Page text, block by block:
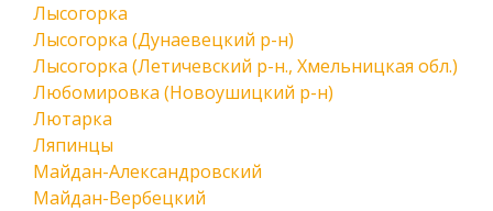
Лысогорка
Лысогорка (Дунаевецкий р-н)
Лысогорка (Летичевский р-н., Хмельницкая обл.)
Любомировка (Новоушицкий р-н)
Лютарка
Ляпинцы
Майдан-Александровский
Майдан-Вербецкий